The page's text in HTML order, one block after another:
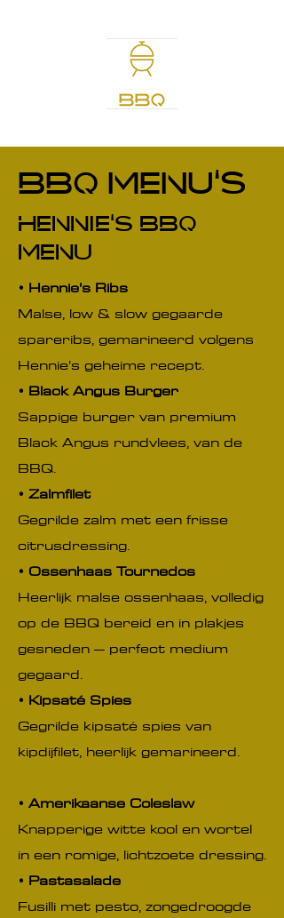
BBQ menu's
Hennie's BBQ
menu
• Hennie’s Ribs
Malse, low & slow gegaarde
spareribs, gemarineerd volgens
Hennie’s geheime recept.
• Black Angus Burger
Sappige burger van premium
Black Angus rundvlees, van de
BBQ.
• Zalmfilet
Gegrilde zalm met een frisse
citrusdressing.
• Ossenhaas Tournedos
Heerlijk malse ossenhaas, volledig
op de BBQ bereid en in plakjes
gesneden – perfect medium
gegaard.
• Kipsaté Spies
Gegrilde kipsaté spies van
kipdijfilet, heerlijk gemarineerd.
• Amerikaanse Coleslaw
Knapperige witte kool en wortel
in een romige, lichtzoete dressing.
• Pastasalade
Fusilli met pesto, zongedroogde